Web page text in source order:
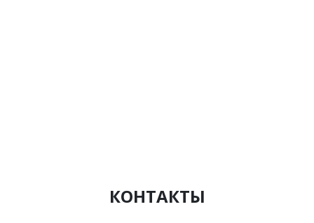
КОНТАКТЫ